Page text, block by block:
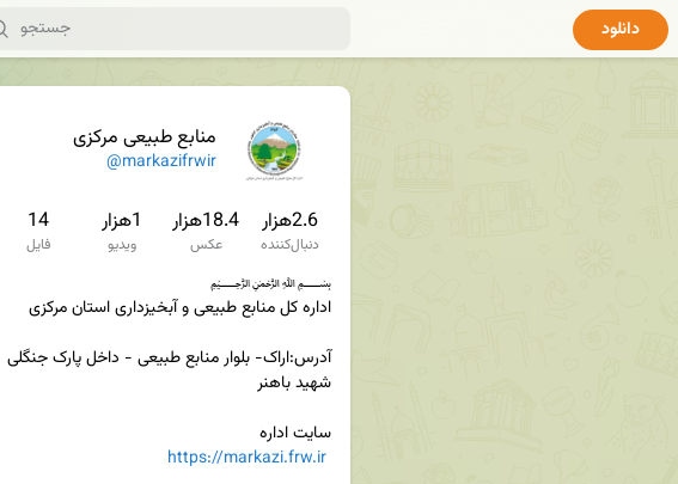
منابع طبیعی مرکزی
@markazifrwir
2.6هزار
دنبال‌کننده
18.4هزار
عکس
1هزار
ویدیو
14
فایل
https://markazi.frw.ir
دانلود